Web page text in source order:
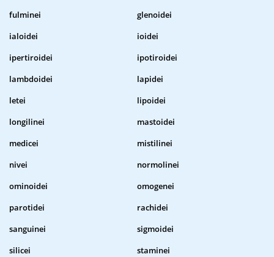
fulminei
glenoidei
ialoidei
ioidei
ipertiroidei
ipotiroidei
lambdoidei
lapidei
letei
lipoidei
longilinei
mastoidei
medicei
mistilinei
nivei
normolinei
ominoidei
omogenei
parotidei
rachidei
sanguinei
sigmoidei
silicei
staminei